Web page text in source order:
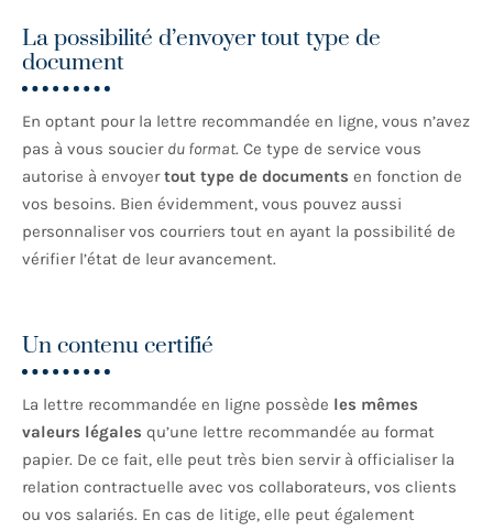
La possibilité d’envoyer tout type de
document
En optant pour la lettre recommandée en ligne, vous n’avez
pas à vous soucier du format. Ce type de service vous
autorise à envoyertout type de documents en fonction de
vos besoins. Bien évidemment, vous pouvez aussi
personnaliser vos courriers tout en ayant la possibilité de
vérifier l’état de leur avancement.
Un contenu certifié
La lettre recommandée en ligne possède les mêmes
valeurs légales qu’une lettre recommandée au format
papier. De ce fait, elle peut très bien servir à officialiser la
relation contractuelle avec vos collaborateurs, vos clients
ou vos salariés. En cas de litige, elle peut également